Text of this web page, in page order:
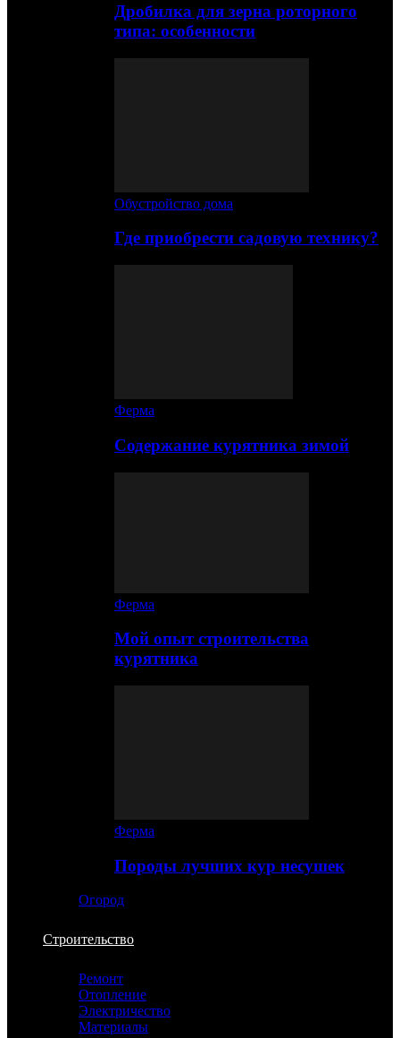
Дробилка для зерна роторного
типа: особенности
Обустройство дома
Где приобрести садовую технику?
Ферма
Содержание курятника зимой
Ферма
Мой опыт строительства
курятника
Ферма
Породы лучших кур несушек
Огород
Строительство
Ремонт
Отопление
Электричество
Материалы